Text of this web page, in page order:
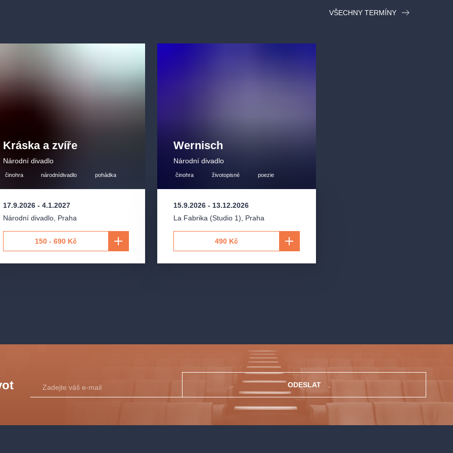
a Víta
přispěje
vždy tím
Smetany.
VŠECHNY TERMÍNY
Kráska a zvíře
Národní divadlo
činohra národnídivadlo pohádka
17.9.2026- 4.1.2027
Národní divadlo, Praha
150 - 690 Kč
Wernisch
Národní divadlo
činohra životopisné poezie
15.9.2026 - 13.12.2026
La Fabrika (Studio 1)
Praha
490 Kč
ODESLAT